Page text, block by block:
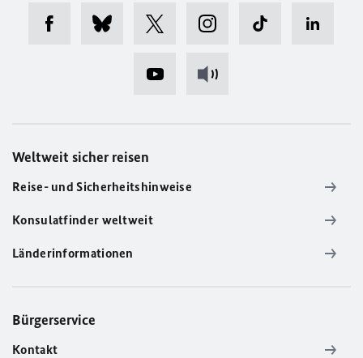
Weltweit sicher reisen
Reise- und Sicherheitshinweise
Konsulatfinder weltweit
Länderinformationen
Bürgerservice
Kontakt